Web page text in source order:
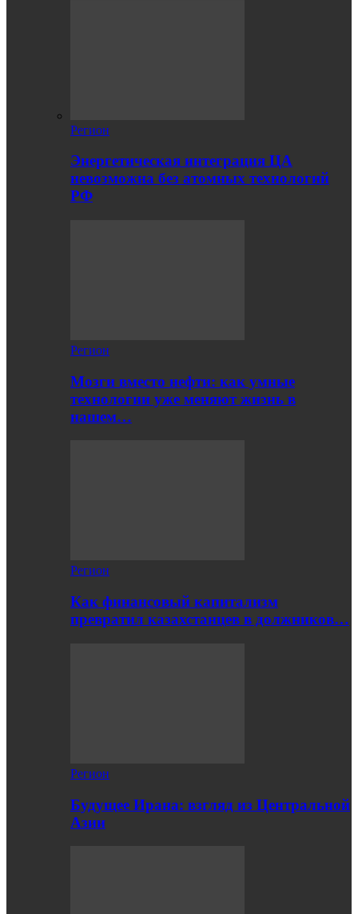
Регион
Энергетическая интеграция ЦА
невозможна без атомных технологий
РФ
Регион
Мозги вместо нефти: как умные
технологии уже меняют жизнь в
нашем…
Регион
Как финансовый капитализм
превратил казахстанцев в должников…
Регион
Будущее Ирана: взгляд из Центральной
Азии